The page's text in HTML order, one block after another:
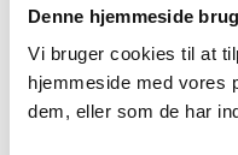
Denne hjemmeside
Vi bruger cookies til at
hjemmeside med vores
dem, eller som de har